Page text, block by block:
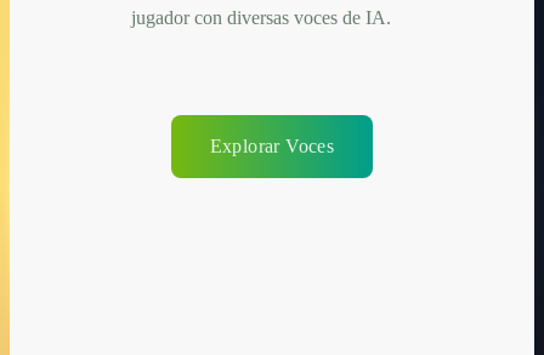
jugador con diversas voces de IA.
Explorar Voces